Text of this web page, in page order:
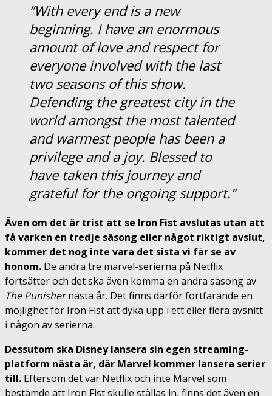
”With every end is a new
beginning. I have an enormous
amount of love and respect for
everyone involved with the last
two seasons of this show.
Defending the greatest city in the
world amongst the most talented
and warmest people has been a
privilege and a joy. Blessed to
have taken this journey and
grateful for the ongoing support.”
Även om det är trist att se Iron Fist avslutas utan att
få varken en tredje säsong eller något riktigt avslut,
kommer det nog inte vara det sista vi får se av
honom. De andra tre marvel-serierna på Netflix
fortsätter och det ska även komma en andra säsong av
The Punishernästa år. Det finns därför fortfarande en
möjlighet för Iron Fist att dyka upp i ett eller flera avsnitt
i någon av serierna.
Dessutom ska Disney lansera sin egen streaming-
platform nästa år, där Marvel kommer lansera serier
till. Eftersom det var Netflix och inte Marvel som
bestämde att Iron Fist skulle ställas in, finns det även en